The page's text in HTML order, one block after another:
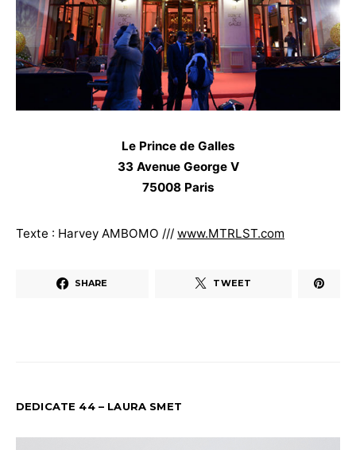
Le Prince de Galles
33 Avenue George V
75008 Paris
Texte : Harvey AMBOMO /// www.MTRLST.com
SHARE TWEET
DEDICATE 44 – LAURA SMET